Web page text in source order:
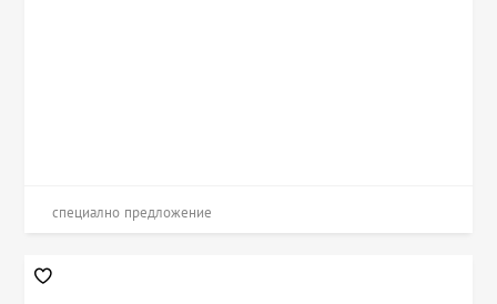
специално предложение